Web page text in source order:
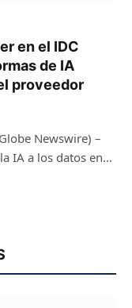
en el IDC
de IA
proveedor
Newswire) –
IA a los datos en…